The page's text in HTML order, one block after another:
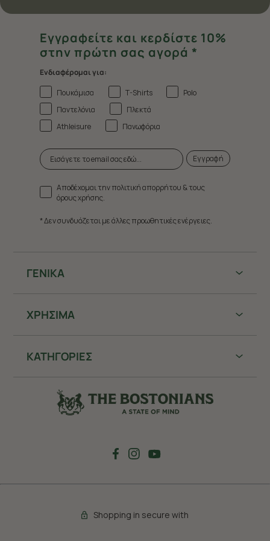
ΓΕΝΙΚΑ
ΧΡHΣΙΜΑ
ΚΑΤΗΓΟΡΙΕΣ
Εγγραφείτε και κερδίστε 10%
στην πρώτη σας αγορά *
Ενδιαφέρομαι για:
Πουκάμισα
T-Shirts
Polo
Παντελόνια
Πλεκτά
Athleisure
Πανωφόρια
Εγγραφή
Αποδέχομαι την πολιτική απορρήτου & τους
όρους χρήσης.
* Δεν συνδυάζεται με άλλες προωθητικές ενέργειες.
Shopping in secure with